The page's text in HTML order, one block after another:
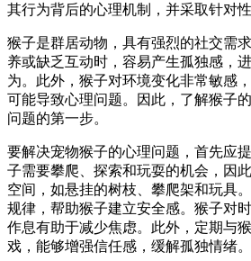
其行为背后的心理机制，并采取针对性
猴子是群居动物，具有强烈的社交需
养或缺乏互动时，容易产生孤独感，
为。此外，猴子对环境变化非常敏感
可能导致心理问题。因此，了解猴子
问题的第一步。
要解决宠物猴子的心理问题，首先应
子需要攀爬、探索和玩耍的机会，因
空间，如悬挂的树枝、攀爬架和玩具
规律，帮助猴子建立安全感。猴子对
作息有助于减少焦虑。此外，定期与
戏，能够增强信任感，缓解孤独情绪。